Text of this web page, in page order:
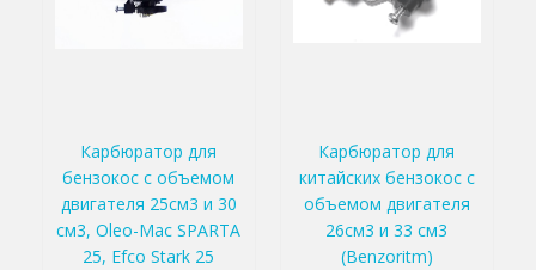
Карбюратор для
бензокос с объемом
двигателя 25см3 и 30
см3, Oleo-Mac SPARTA
25, Efco Stark 25
Карбюратор для
китайских бензокос с
объемом двигателя
26см3 и 33 см3
(Benzoritm)